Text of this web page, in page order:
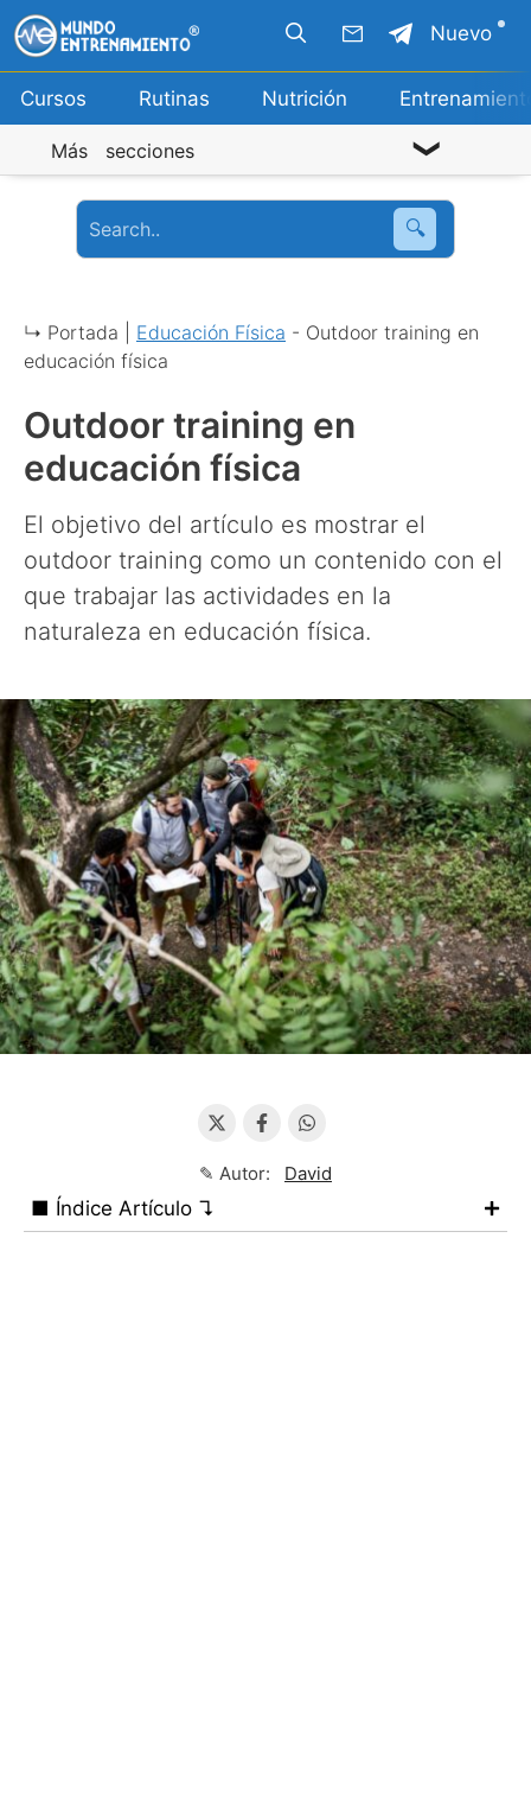
Saltar
al
contenido
Cursos Rutinas Nutrición
Nuevo
Más secciones
🔍
↳ Portada | Educación Física - Outdoor training en
educación física
Outdoor training en
educación física
El objetivo del artículo es mostrar el
outdoor training como un contenido con el
que trabajar las actividades en la
naturaleza en educación física.
✎ Autor: David
■ Índice Artículo ↴